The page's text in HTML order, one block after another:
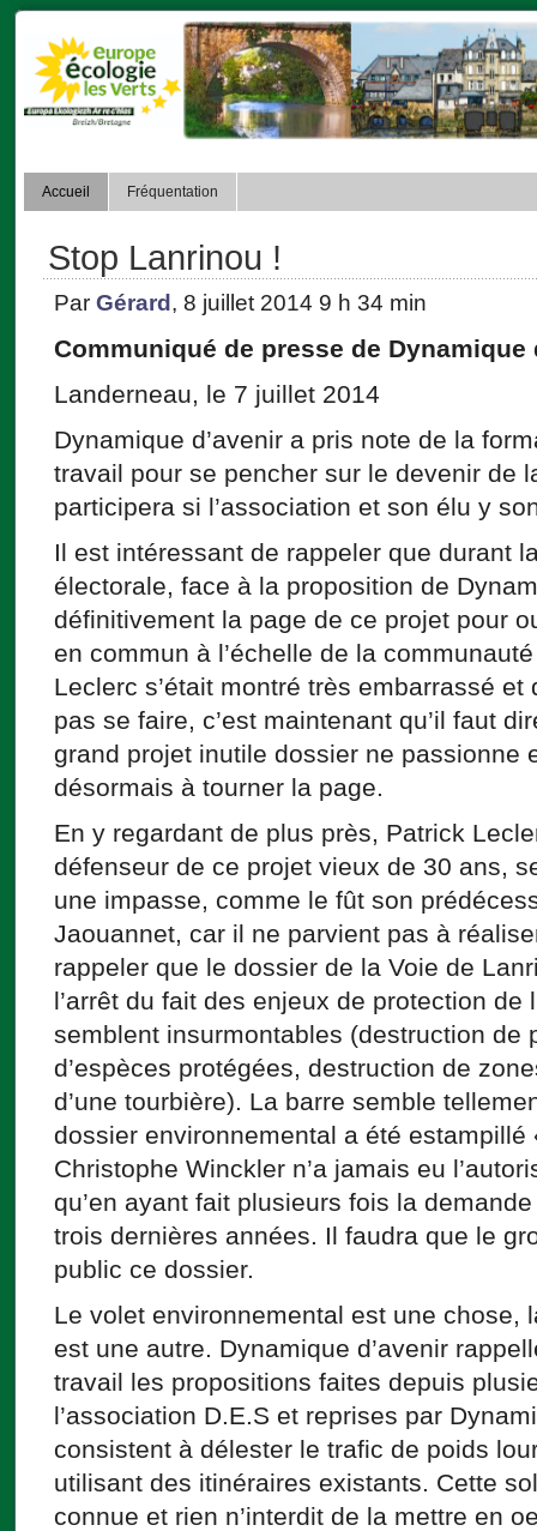
Accueil Fréquentation
Stop Lanrinou !
Par Gérard , 8 juillet 2014 9 h 34 min
Communiqué de presse de Dynamique
Landerneau, le 7 juillet 2014
Dynamique d’avenir a pris note de la
travail pour se pencher sur le devenir de
participera si l’association et son élu y
Il est intéressant de rappeler que durant
électorale, face à la proposition de
définitivement la page de ce projet pour
en commun à l’échelle de la
Leclerc s’était montré très embarrassé
pas se faire, c’est maintenant qu’il faut
grand projet inutile dossier ne passionne
désormais à tourner la page.
En y regardant de plus près, Patrick
défenseur de ce projet vieux de 30 ans,
une impasse, comme le fût son
Jaouannet, car il ne parvient pas à
rappeler que le dossier de la Voie de
l’arrêt du fait des enjeux de protection de
semblent insurmontables (destruction de
d’espèces protégées, destruction de
d’une tourbière). La barre semble
dossier environnemental a été
Christophe Winckler n’a jamais eu
qu’en ayant fait plusieurs fois la
trois dernières années. Il faudra que le
public ce dossier.
Le volet environnemental est une chose,
est une autre. Dynamique d’avenir
travail les propositions faites depuis
l’association D.E.S et reprises par
consistent à délester le trafic de poids
utilisant des itinéraires existants. Cette
connue et rien n’interdit de la mettre en